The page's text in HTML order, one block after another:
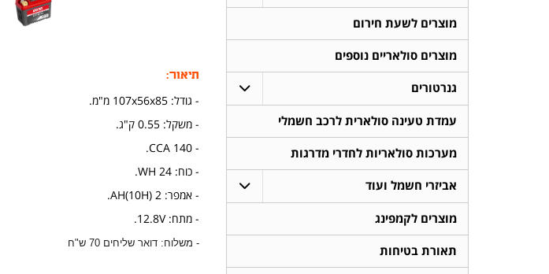
תיאור:
- גודל: 107x56x85 מ"מ.
- משקל: 0.55 ק"ג.
- 140 CCA.
- כוח: 24 WH.
- אמפר: AH(10H) 2.
- מתח: 12.8V.
- משלוח: דואר שליחים 70 ש"ח
מוצרים לשעת חירום
מוצרים סולאריים נוספים
גנרטורים
עמדת טעינה סולארית לרכב חשמלי
מערכות סולאריות לחדרי מדרגות
אביזרי חשמל ועוד
מוצרים לקמפינג
תאורת בטיחות